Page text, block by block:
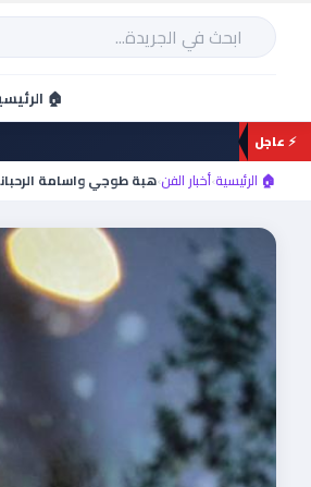
تخطي
المحتوى
بحث
🏠
⚡ عاجل
🏠 الرئيسية›أخبار الفن›هبة طوجي واسامة